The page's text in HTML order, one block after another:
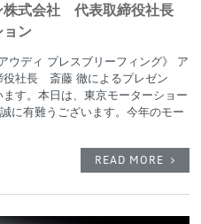
株式会社 代表取締役社長
ン
ウディ プレスブリーフィング》 ア
社長 斎藤 徹によるプレゼン
す。本日は、東京モーターショー
に有難うございます。今年のモー
READ MORE